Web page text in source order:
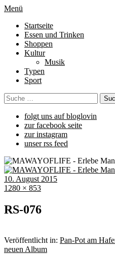
Menü
Startseite
Essen und Trinken
Shoppen
Kultur
Musik
Typen
Sport
folgt uns auf bloglovin
zur facebook seite
zur instagram
unser rss feed
10. August 2015
1280 × 853
RS-076
Veröffentlicht in: Pan-Pot am
neuen Album